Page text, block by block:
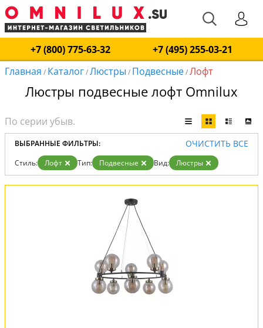
+7 (800) 775-63-32
+7 (495) 255-03-21
Главная / Каталог/Люстры / Подвесные/Лофт
Люстры подвесные лофт Omnilux
ВЫБРАННЫЕ ФИЛЬТРЫ: ОЧИСТИТЬ ВСЕ
Стиль: Лофт Тип: Подвесные Вид: Люстры